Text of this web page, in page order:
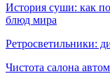
История суши: как
блюд мира
Ретросветильники:
Чистота салона